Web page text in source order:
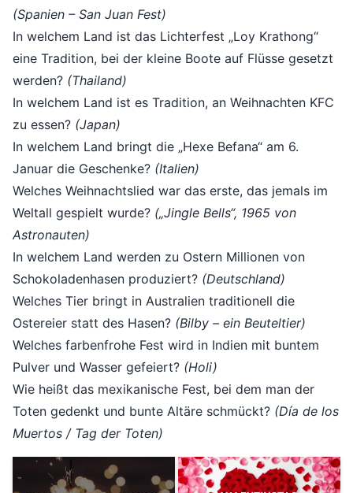
(Spanien – San Juan Fest)
In welchem Land ist das Lichterfest „Loy Krathong“
eine Tradition, bei der kleine Boote auf Flüsse gesetzt
werden? (Thailand)
In welchem Land ist es Tradition, an Weihnachten KFC
zu essen? (Japan)
In welchem Land bringt die „Hexe Befana“ am 6.
Januar die Geschenke? (Italien)
Welches Weihnachtslied war das erste, das jemals im
Weltall gespielt wurde? („Jingle Bells“, 1965 von
Astronauten)
In welchem Land werden zu Ostern Millionen von
Schokoladenhasen produziert? (Deutschland)
Welches Tier bringt in Australien traditionell die
Ostereier statt des Hasen? (Bilby – ein Beuteltier)
Welches farbenfrohe Fest wird in Indien mit buntem
Pulver und Wasser gefeiert? (Holi)
Wie heißt das mexikanische Fest, bei dem man der
Toten gedenkt und bunte Altäre schmückt? (Día de los
Muertos / Tag der Toten)